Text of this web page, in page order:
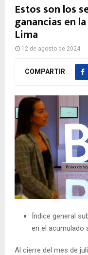
Estos son los
ganancias en
Lima
12 de agosto de 2024
COMPARTIR
Índice general
en el acumulado
Al cierre del mes de